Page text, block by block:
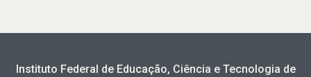
Instituto Federal de Educação, Ciência e Tecnologia de